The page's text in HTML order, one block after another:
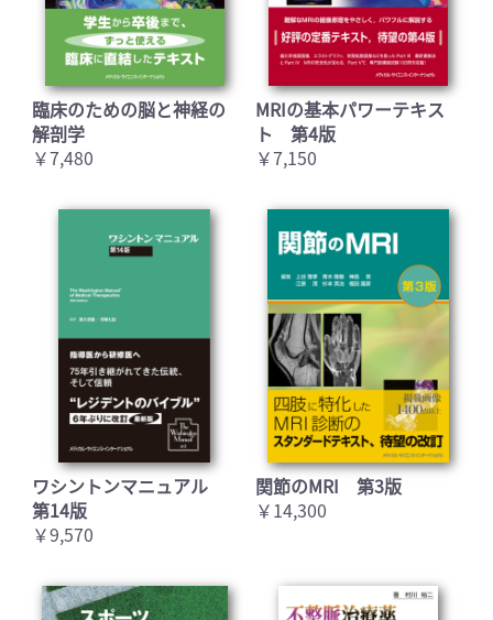
臨床のための脳と神経の
解剖学
￥7,480
MRIの基本パワーテキス
ト 第4版
￥7,150
ワシントンマニュアル
第14版
￥9,570
関節のMRI 第3版
￥14,300